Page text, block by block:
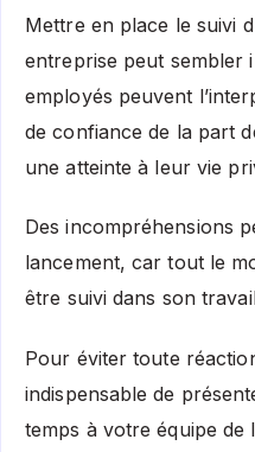
Mettre en place le suivi
entreprise peut sembler
employés peuvent
de confiance de la part
une atteinte à leur vie
Des incompréhensions
lancement, car tout le
être suivi dans son
Pour éviter toute
indispensable de
temps à votre équipe de